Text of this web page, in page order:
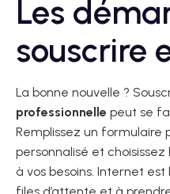
Les
souscrire
La bonne nouvelle ?
professionnelle peut se
Remplissez un formulaire
personnalisé et
à vos besoins. Internet